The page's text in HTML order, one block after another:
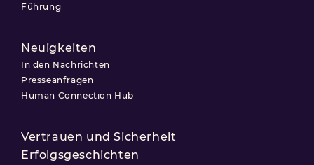
Führung
Neuigkeiten
In den Nachrichten
Presseanfragen
Human Connection Hub
Vertrauen und Sicherheit
Erfolgsgeschichten